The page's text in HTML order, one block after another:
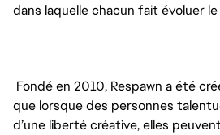
dans laquelle chacun fait évoluer le
Fondé en 2010, Respawn a été
que lorsque des personnes
d’une liberté créative, elles